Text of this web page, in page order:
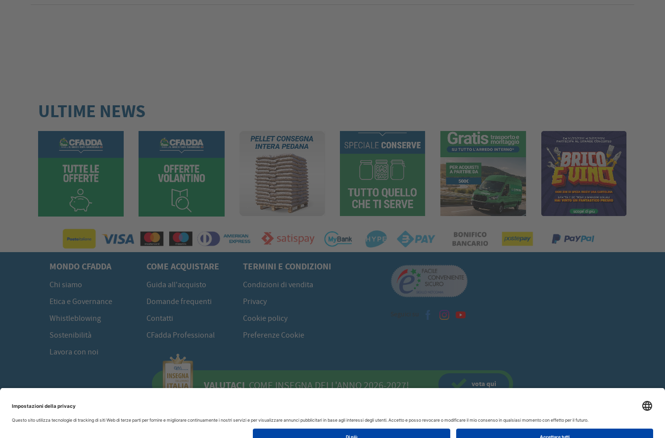
ULTIME NEWS
MONDO CFADDA
Chi siamo
Etica e Governance
Whistleblowing
Sostenibilità
Lavora con noi
COME ACQUISTARE
Guida all'acquisto
Domande frequenti
Contatti
CFadda Professional
TERMINI E CONDIZIONI
Condizioni di vendita
Privacy
Cookie policy
Preferenze Cookie
Seguici su
VALUTACI COME INSEGNA DELL'ANNO 2026-2027! votaqui
CFadda SRLa socio unico -Copyright© 2026 Via Calamattia, 23 - 09134 Cagliari (CA)070/520422P.I. 00613980929